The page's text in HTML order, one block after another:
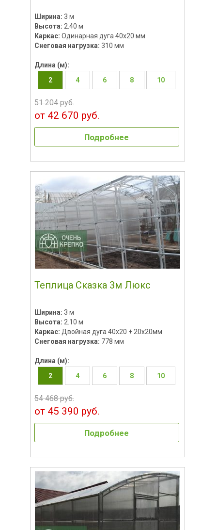
Ширина: 3 м
Высота: 2.40 м
Каркас: Одинарная дуга 40х20 мм
Снеговая нагрузка: 310 мм
Длина (м):
2
4 6 8 10
51 204 руб.
от 42 670 руб.
Подробнее
Теплица Сказка 3м Люкс
Ширина: 3 м
Высота: 2.10 м
Каркас: Двойная дуга 40х20 + 20х20мм
Снеговая нагрузка: 778 мм
Длина (м):
2
4 6 8 10
54 468 руб.
от 45 390 руб.
Подробнее